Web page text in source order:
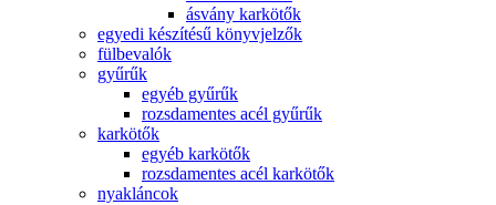
ásvány karkötők
egyedi készítésű könyvjelzők
fülbevalók
gyűrűk
egyéb gyűrűk
rozsdamentes acél gyűrűk
karkötők
egyéb karkötők
rozsdamentes acél karkötők
nyakláncok